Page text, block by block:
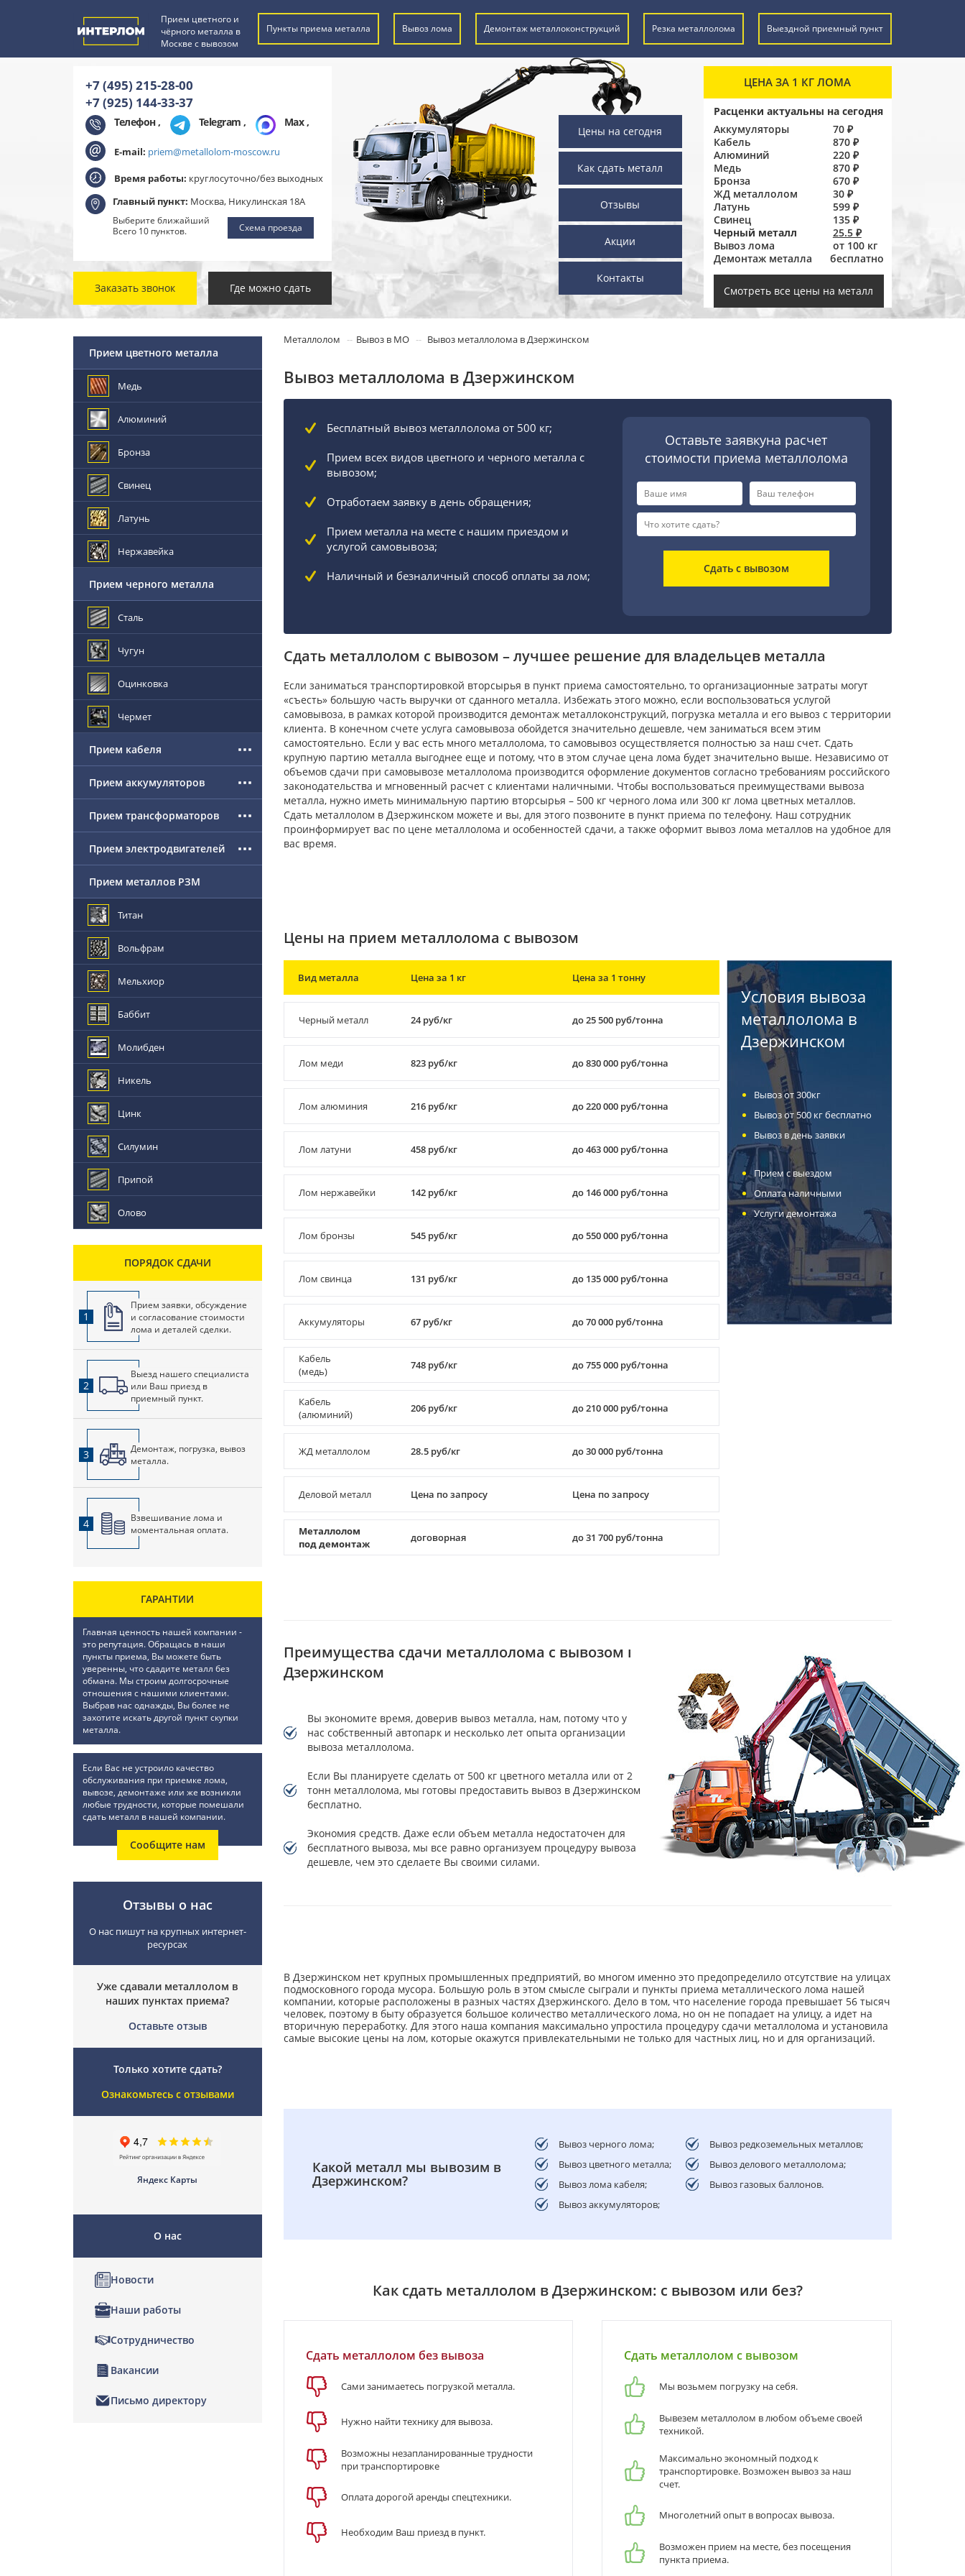
Прием цветного и
чёрного металла в
Москве с вывозом
Пункты приема металла Вывоз лома Демонтаж металлоконструкций Резка металлолома Выездной приемный пункт
+7 (495) 215-28-00
+7 (925) 144-33-37
Телефон , Telegram , Max,
E-mail: priem@metallolom-moscow.ru
Время работы: круглосуточно/без выходных
Главный пункт: Москва, Никулинская 18А
Выберите ближайший
Всего 10 пунктов.
Схема проезда
Заказать звонок Где можно сдать
ЦЕНА ЗА 1 КГ ЛОМА
Расценки актуальны на сегодня
Аккумуляторы
70 ₽
Кабель
870 ₽
Алюминий
220 ₽
Медь
870 ₽
Бронза
670 ₽
ЖД металлолом
30 ₽
Латунь
599 ₽
Свинец
135 ₽
Черный металл
25.5 ₽
Вывоз лома
от 100 кг
Демонтаж металла
бесплатно
Смотреть все цены на металл
Цены на сегодня
Как сдать металл
Отзывы
Акции
Контакты
Металлолом Вывоз в МО Вывоз металлолома в Дзержинском
Вывоз металлолома в Дзержинском
Бесплатный вывоз металлолома от 500 кг;
Прием всех видов цветного и черного металла с
вывозом;
Отработаем заявку в день обращения;
Прием металла на месте с нашим приездом и
услугой самовывоза;
Наличный и безналичный способ оплаты за лом;
Оставьте заявкуна расчет
стоимости приема металлолома
Сдать с вывозом
Сдать металлолом с вывозом – лучшее решение для владельцев металла
Если заниматься транспортировкой вторсырья в пункт приема самостоятельно, то организационные затраты могут
«съесть» большую часть выручки от сданного металла. Избежать этого можно, если воспользоваться услугой
самовывоза, в рамках которой производится демонтаж металлоконструкций, погрузка металла и его вывоз с территории
клиента. В конечном счете услуга самовывоза обойдется значительно дешевле, чем заниматься всем этим
самостоятельно. Если у вас есть много металлолома, то самовывоз осуществляется полностью за наш счет. Сдать
крупную партию металла выгоднее еще и потому, что в этом случае цена лома будет значительно выше. Независимо от
объемов сдачи при самовывозе металлолома производится оформление документов согласно требованиям российского
законодательства и мгновенный расчет с клиентами наличными. Чтобы воспользоваться преимуществами вывоза
металла, нужно иметь минимальную партию вторсырья – 500 кг черного лома или 300 кг лома цветных металлов.
Сдать металлолом в Дзержинском можете и вы, для этого позвоните в пункт приема по телефону. Наш сотрудник
проинформирует вас по цене металлолома и особенностей сдачи, а также оформит вывоз лома металлов на удобное для
вас время.
Цены на прием металлолома с вывозом
Вид металла Цена за 1 кг Цена за 1 тонну
Черный металл 24 руб/кг до 25 500 руб/тонна
Лом меди 823 руб/кг до 830 000 руб/тонна
Лом алюминия 216 руб/кг до 220 000 руб/тонна
Лом латуни 458 руб/кг до 463 000 руб/тонна
Лом нержавейки 142 руб/кг до 146 000 руб/тонна
Лом бронзы 545 руб/кг до 550 000 руб/тонна
Лом свинца 131 руб/кг до 135 000 руб/тонна
Аккумуляторы 67 руб/кг до 70 000 руб/тонна
Кабель
(медь)
748 руб/кг до 755 000 руб/тонна
Кабель
(алюминий)
206 руб/кг до 210 000 руб/тонна
ЖД металлолом 28.5 руб/кг до 30 000 руб/тонна
Деловой металл Цена по запросу Цена по запросу
Металлолом
под демонтаж
договорная до 31 700 руб/тонна
Условия вывоза
металлолома в
Дзержинском
Вывоз от 300кг
Вывоз от 500 кг бесплатно
Вывоз в день заявки
Прием с выездом
Оплата наличными
Услуги демонтажа
Преимущества сдачи металлолома с вывозом в
Дзержинском
Вы экономите время, доверив вывоз металла, нам, потому что у
нас собственный автопарк и несколько лет опыта организации
вывоза металлолома.
Если Вы планируете сделать от 500 кг цветного металла или от 2
тонн металлолома, мы готовы предоставить вывоз в Дзержинском
бесплатно.
Экономия средств. Даже если объем металла недостаточен для
бесплатного вывоза, мы все равно организуем процедуру вывоза
дешевле, чем это сделаете Вы своими силами.
В Дзержинском нет крупных промышленных предприятий, во многом именно это предопределило отсутствие на улицах
подмосковного города мусора. Большую роль в этом смысле сыграли и пункты приема металлического лома нашей
компании, которые расположены в разных частях Дзержинского. Дело в том, что население города превышает 56 тысяч
человек, поэтому в быту образуется большое количество металлического лома, но он не попадает на улицу, а идет на
вторичную переработку. Для этого наша компания максимально упростила процедуру сдачи металлолома и установила
самые высокие цены на лом, которые окажутся привлекательными не только для частных лиц, но и для организаций.
Какой металл мы вывозим в
Дзержинском?
Вывоз черного лома;
Вывоз цветного металла;
Вывоз лома кабеля;
Вывоз аккумуляторов;
Вывоз редкоземельных металлов;
Вывоз делового металлолома;
Вывоз газовых баллонов.
Как сдать металлолом в Дзержинском: с вывозом или без?
Сдать металлолом без вывоза
Сами занимаетесь погрузкой металла.
Нужно найти технику для вывоза.
Возможны незапланированные трудности
при транспортировке
Оплата дорогой аренды спецтехники.
Необходим Ваш приезд в пункт.
Сдать металлолом с вывозом
Мы возьмем погрузку на себя.
Вывезем металлолом в любом объеме своей
техникой.
Максимально экономный подход к
транспортировке. Возможен вывоз за наш
счет.
Многолетний опыт в вопросах вывоза.
Возможен прием на месте, без посещения
пункта приема.
Прием цветного металла
Медь
Алюминий
Бронза
Свинец
Латунь
Нержавейка
Прием черного металла
Сталь
Чугун
Оцинковка
Чермет
Прием кабеля
Прием аккумуляторов
Прием трансформаторов
Прием электродвигателей
Прием металлов РЗМ
Титан
Вольфрам
Мельхиор
Баббит
Молибден
Никель
Цинк
Силумин
Припой
Олово
ПОРЯДОК СДАЧИ
1
Прием заявки, обсуждение
и согласование стоимости
лома и деталей сделки.
2
Выезд нашего специалиста
или Ваш приезд в
приемный пункт.
3
Демонтаж, погрузка, вывоз
металла.
4
Взвешивание лома и
моментальная оплата.
ГАРАНТИИ
Главная ценность нашей компании -
это репутация. Обращась в наши
пункты приема, Вы можете быть
уверенны, что сдадите металл без
обмана. Мы строим долгосрочные
отношения с нашими клиентами.
Выбрав нас однажды, Вы более не
захотите искать другой пункт скупки
металла.
Если Вас не устроило качество
обслуживания при приемке лома,
вывозе, демонтаже или же возникли
любые трудности, которые помешали
сдать металл в нашей компании.
Сообщите нам
Отзывы о нас
О нас пишут на крупных интернет-
ресурсах
Уже сдавали металлолом в
наших пунктах приема?
Оставьте отзыв
Только хотите сдать?
Ознакомьтесь с отзывами
Яндекс Карты
О нас
Новости
Наши работы
Сотрудничество
Вакансии
Письмо директору